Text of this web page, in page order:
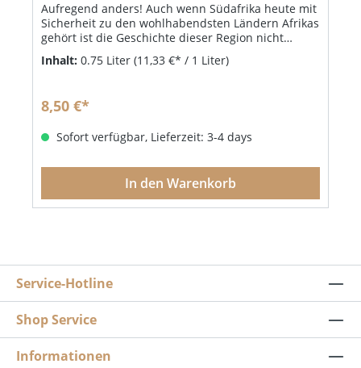
Aufregend anders! Auch wenn Südafrika heute mit
Sicherheit zu den wohlhabendsten Ländern Afrikas
gehört ist die Geschichte dieser Region nicht
weniger bewegend. Mit ein Grund, warum man
sich auf Good Hope einer Art Ehrencodex
natürlich gearbeitet und man hat sich
Sozialstandards verschrieben. Ein herrlich subtiler,
seiner belebenden, vielschichtigen Art
beeindruckt. Unser Tipp: Probieren Sie auch die
anderen Weine von Good Hope!
Inhalt: 0.75 Liter (11,33 €* / 1 Liter)
8,50 €*
Sofort verfügbar, Lieferzeit: 3-4 days
In den Warenkorb
Service-Hotline
Shop Service
Informationen